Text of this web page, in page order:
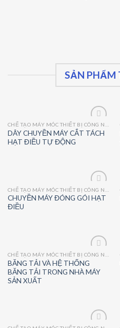
SẢN PHẨM
Add
to
DÂY CHUYỀN MÁY CẮT TÁCH
HẠT ĐIỀU TỰ ĐỘNG
Add
to
CHUYỀN MÁY ĐÓNG GÓI HẠT
ĐIỀU
Add
wishlist
BĂNG TẢI VÀ HỆ THỐNG
BĂNG TẢI TRONG NHÀ MÁY
SẢN XUẤT